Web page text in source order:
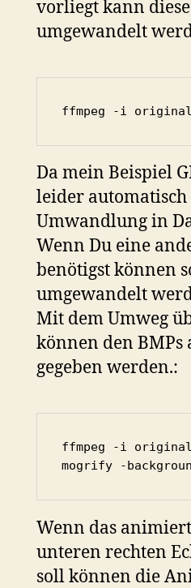
vorliegt kann
umgewandelt
ffmpeg -i
Da mein Beispiel
leider
Umwandlung in
Wenn Du eine
benötigst können
umgewandelt
Mit dem Umweg
können den
gegeben werden.:
ffmpeg -i
mogrify -
Wenn das
unteren rechten
soll können die